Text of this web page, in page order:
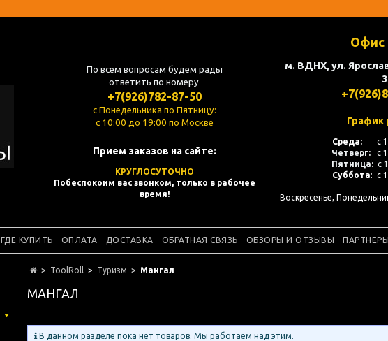
По всем вопросам будем рады
ответить по номеру
+7(926)782-87-50
с Понедельника по Пятницу:
с 10:00 до 19:00 по Москве
Прием заказов на сайте:
КРУГЛОСУТОЧНО
Побеспокоим вас звонком, только в рабочее
время!
Офис
м. ВДНХ, ул.
График
Среда: с
Четверг:с
Пятница: с
Суббота: с
Воскресенье,
ГДЕ КУПИТЬ ОПЛАТА ДОСТАВКА ОБРАТНАЯ СВЯЗЬ ОБЗОРЫ И ОТЗЫВЫ ПАРТНЕРЫ
ToolRoll Туризм Мангал
МАНГАЛ
В данном разделе пока нет товаров. Мы работаем над этим.